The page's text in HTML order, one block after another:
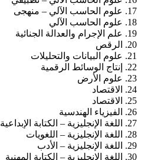
علوم الحاسب الآلي – منهجى
علوم الحاسب الآلي
علم الإجرام والعدالة الجنائية
الرقص
علوم البيانات والتحليلات
إنتاج الوسائط الرقمية
علوم الأرض
الاقتصاد
الاقتصاد
الفيزياء الهندسية
اللغة الإنجليزية – الكتابة الإبداعية
اللغة الإنجليزية – اللغويات
اللغة الإنجليزية – الأدب
اللغة الإنجليزية – الكتابة المهنية